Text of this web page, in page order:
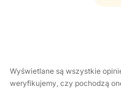
Wyświetlane są wszystkie
weryfikujemy, czy pochodzą